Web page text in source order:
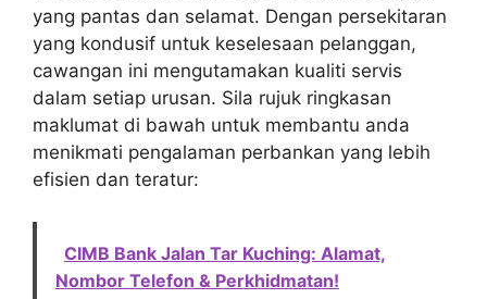
yang pantas dan selamat. Dengan persekitaran
yang kondusif untuk keselesaan pelanggan,
cawangan ini mengutamakan kualiti servis
dalam setiap urusan. Sila rujuk ringkasan
maklumat di bawah untuk membantu anda
menikmati pengalaman perbankan yang lebih
efisien dan teratur:
CIMB Bank Jalan Tar Kuching: Alamat,
Nombor Telefon & Perkhidmatan!